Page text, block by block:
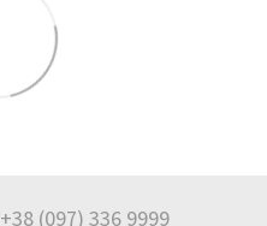
+38 (097) 336 9999